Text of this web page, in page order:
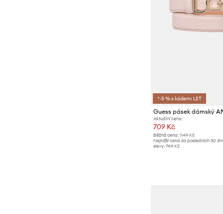
*-5 % s kódem: LST
Guess pásek dámský
Aktuální cena:
709 Kč
Běžná cena: 1149 Kč
Nejnižší cena za posledních 30
slevy: 749 Kč